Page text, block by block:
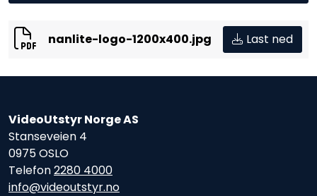
nanlite-logo-1200x400.jpg Last ned
VideoUtstyr Norge AS
Stanseveien 4
0975 OSLO
Telefon2280 4000
info@videoutstyr.no